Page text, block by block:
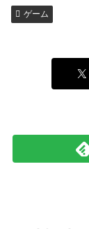
ゲーム